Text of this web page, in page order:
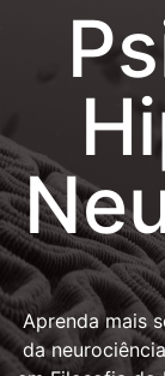
Aprenda mais
da